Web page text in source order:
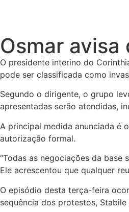
Osmar
O presidente interino do
pode ser classificada como
Segundo o dirigente, o grupo
apresentadas serão atendidas,
A principal medida anunciada é
autorização formal.
“Todas as negociações da base
Ele acrescentou que qualquer
O episódio desta terça-feira
sequência dos protestos,